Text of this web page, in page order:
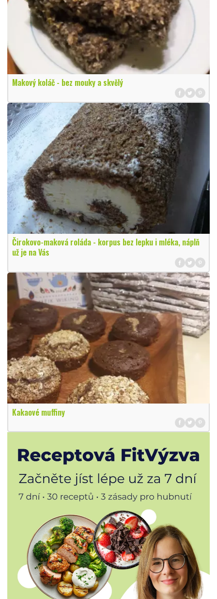
Makový koláč - bez mouky a skvělý
Čirokovo-maková roláda - korpus bez lepku i mléka, náplň
už je na Vás
Kakaové muffiny